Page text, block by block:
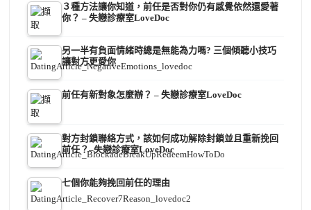
３種方法讓你知道，前任是否對你仍有感覺依然還愛著
你？ – 失戀診療室LoveDoc
另一半有負面情緒時總是無能為力嗎? 三個傾聽小技巧
讓對方更愛你
前任有新對象怎麼辦？ – 失戀診療室LoveDoc
對方封鎖聯絡方式，該如何成功解除封鎖並且重新挽回
前任？–失戀診療室LoveDoc
七個你能夠挽回前任的理由